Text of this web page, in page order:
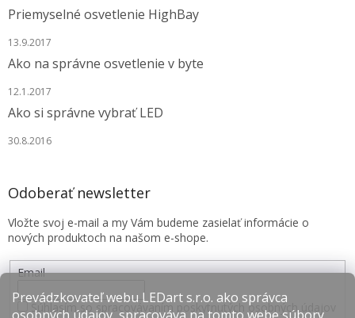
Prevádzkovateľ webu LEDart s.r.o. ako správca
Priemyselné osvetlenie HighBay
13.9.2017
Ako na správne osvetlenie v byte
12.1.2017
Ako si správne vybrať LED
30.8.2016
Odoberať newsletter
Vložte svoj e-mail a my Vám budeme zasielať informácie o
nových produktoch na našom e-shope.
Email
Súhlasím so spracovávaním poskytnutých osobných údajov